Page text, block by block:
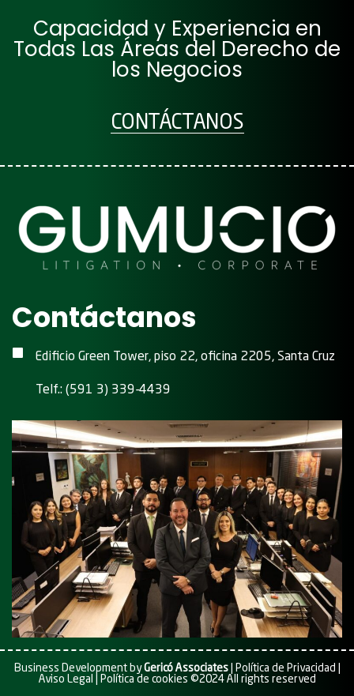
Capacidad y Experiencia en
Todas Las Áreas del Derecho de
los Negocios
CONTÁCTANOS
Contáctanos
Edificio Green Tower, piso 22, oficina 2205, Santa Cruz
Telf.: (591 3) 339-4439
Business Development byGericó Associates Política de Privacidad
Aviso Legal
Política de cookies ©2024 All rights reserved